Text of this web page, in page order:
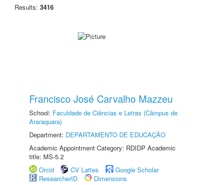
Results: 3416
Francisco José Carvalho Mazzeu
School: Faculdade de Ciências e Letras (Câmpus de
Araraquara)
Department: DEPARTAMENTO DE EDUCAÇÃO
Academic Appointment Category: RDIDP Academic
title: MS-5.2
Orcid
CV Lattes
Google Scholar
ResearcherID
Dimensions